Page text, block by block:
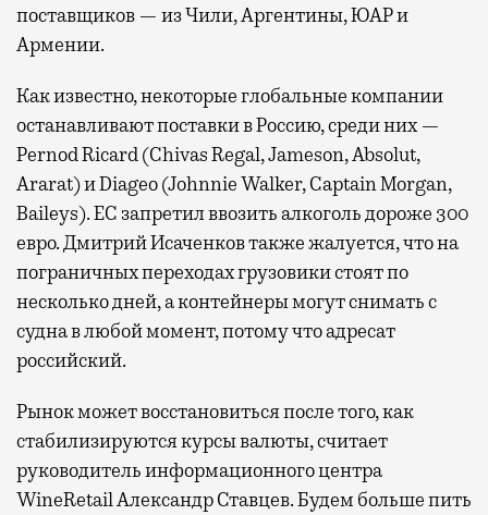
поставщиков — из Чили, Аргентины, ЮАР и
Армении.
Как известно, некоторые глобальные компании
останавливают поставки в Россию, среди них —
Pernod Ricard (Chivas Regal, Jameson, Absolut,
Ararat) и Diageo (Johnnie Walker, Captain Morgan,
Baileys). ЕС запретил ввозить алкоголь дороже 300
евро. Дмитрий Исаченков также жалуется, что на
пограничных переходах грузовики стоят по
несколько дней, а контейнеры могут снимать с
судна в любой момент, потому что адресат
российский.
Рынок может восстановиться после того, как
стабилизируются курсы валюты, считает
руководитель информационного центра
WineRetail Александр Ставцев. Будем больше пить